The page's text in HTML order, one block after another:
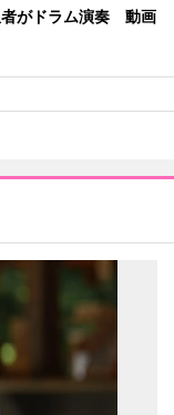
者がドラム演奏 動画